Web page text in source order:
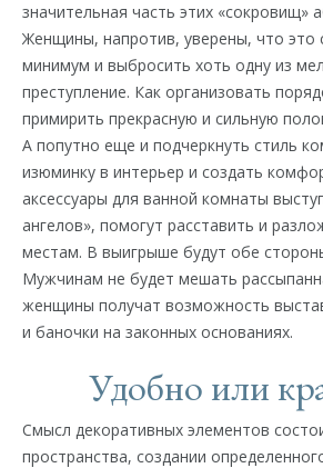
значительная часть этих «сокровищ»
Женщины, напротив, уверены, что
минимум и выбросить хоть одну из
преступление. Как организовать
примирить прекрасную и сильную
А попутно еще и подчеркнуть стиль
изюминку в интерьер и создать
аксессуары для ванной комнаты
ангелов», помогут расставить и
местам. В выигрыше будут обе
Мужчинам не будет мешать
женщины получат возможность
и баночки на законных основаниях.
Удобно или
Смысл декоративных элементов
пространства, создании